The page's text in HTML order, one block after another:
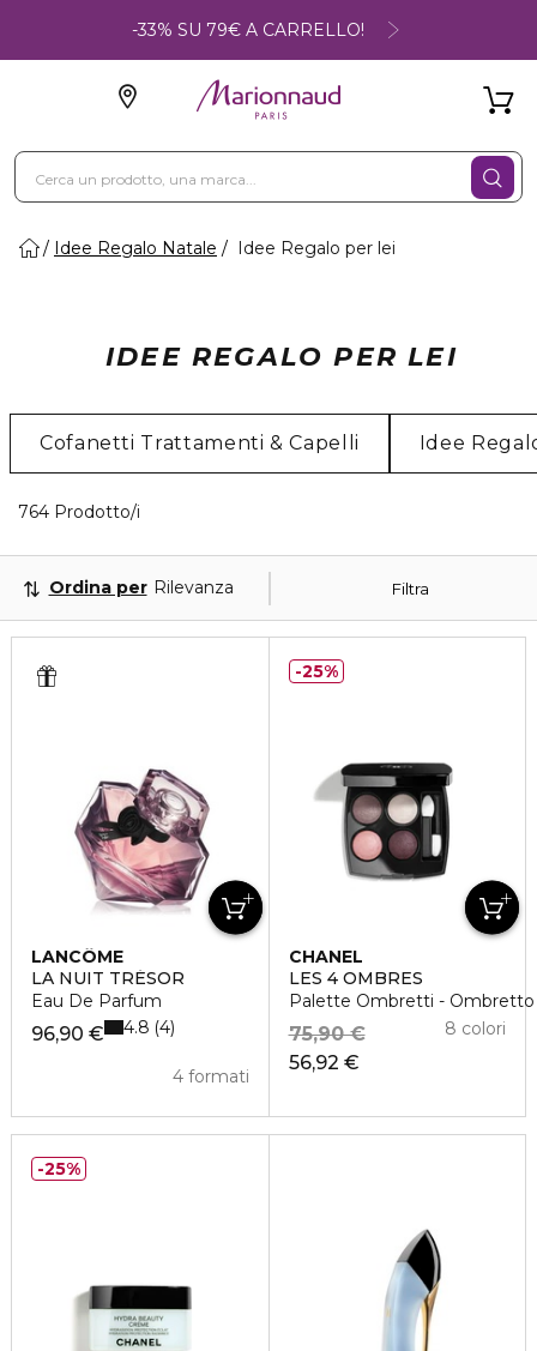
-33% SU 79€ A CARRELLO!
Idee Regalo Natale Idee Regalo per lei
IDEE REGALO PER LEI
Cofanetti Trattamenti & Capelli Idee
764 Prodotto/i
Filtra
Ordina per Rilevanza
LANCÔME
LA NUIT TRÉSOR
Eau De Parfum
96,90 €
4 formati
4.8 4
CHANEL
LES 4 OMBRES
Palette Ombretti -
56,92 €
75,90 € 8 colori
25%
25%